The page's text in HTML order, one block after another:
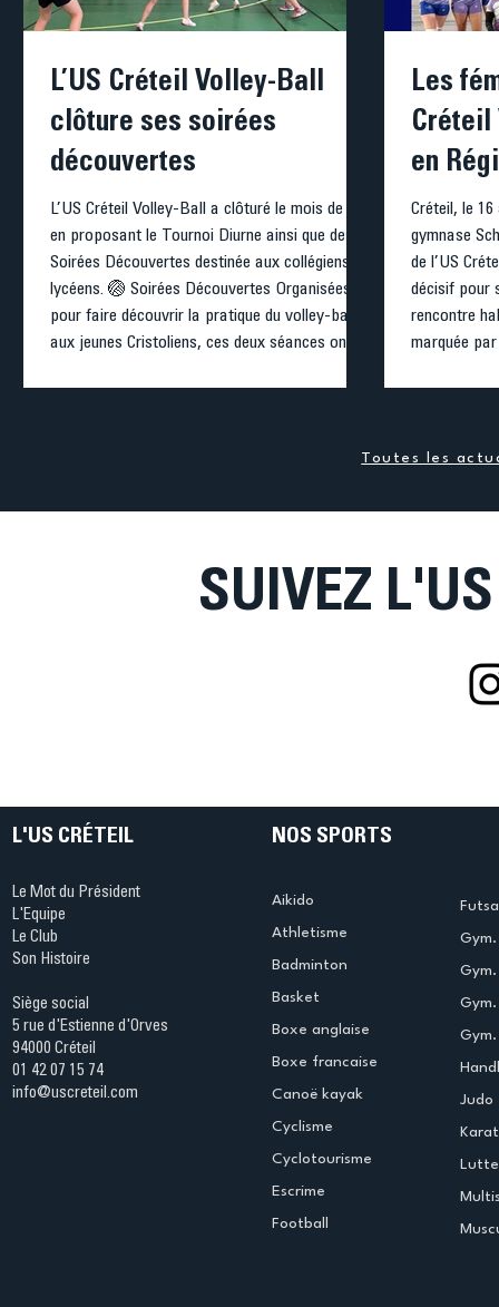
L’US Créteil Volley-Ball
clôture ses soirées
découvertes
L’US Créteil Volley-Ball a clôturé le mois de mai
en proposant le Tournoi Diurne ainsi que des
Soirées Découvertes destinée aux collégiens et
lycéens. 🏐 Soirées Découvertes Organisées
pour faire découvrir la pratique du volley-ball
aux jeunes Cristoliens, ces deux séances ont
Les
Créteil
en
Créteil, le 16
gymnase
de l’US
décisif pour
rencontre
marquée
rythme.
Toutes les
SUIVEZ
L'US CRÉTEIL
Le Mot du Président
L'Equipe
Le Club
Son Histoire
Siège social
5 rue d'Estienne d'Orves
94000 Créteil
01 42 07 15 74
info@uscreteil.com
NOS SPORTS
Aikido
Athletisme
Badminton
Basket
Boxe anglaise
Boxe francaise
Canoë kayak
Cyclisme
Cyclotourisme
Escrime
Football
Judo
Lutte